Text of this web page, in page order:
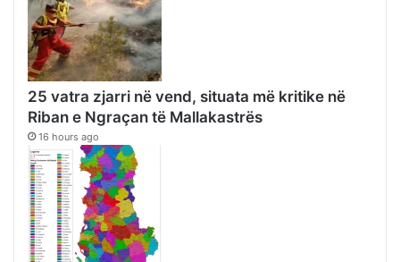
25 vatra zjarri në vend, situata më kritike në
Riban e Ngraçan të Mallakastrës
16 hours ago